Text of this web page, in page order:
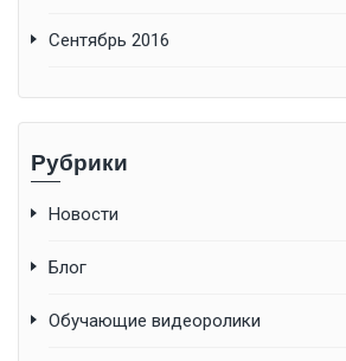
Сентябрь 2016
Рубрики
Новости
Блог
Обучающие видеоролики